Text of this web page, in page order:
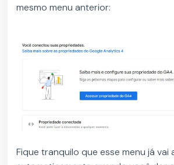
mesmo menu anterior:
Fique tranquilo que esse menu já vai